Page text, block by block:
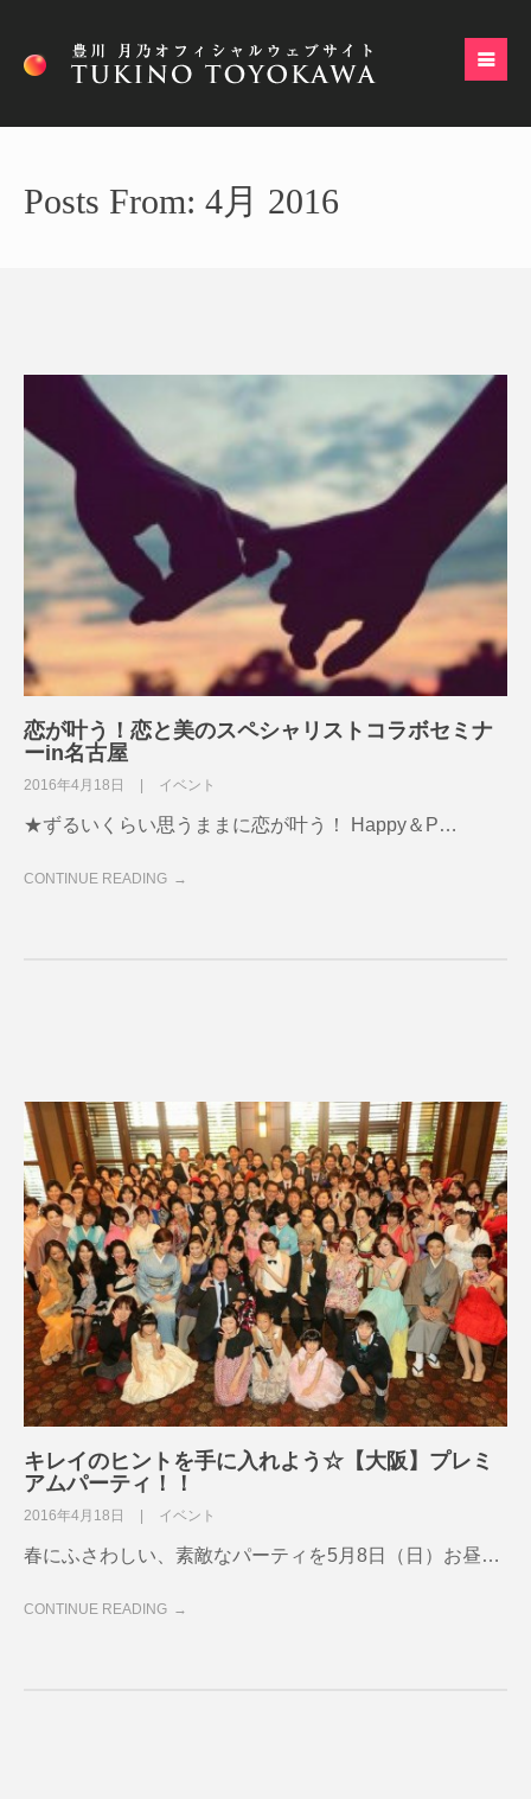
Posts From: 4月 2016
恋が叶う！恋と美のスペシャリストコラボセミナ
ーin名古屋
2016年4月18日 イベント
★ずるいくらい思うままに恋が叶う！ Happy＆P…
CONTINUE READING
キレイのヒントを手に入れよう☆【大阪】プレミ
アムパーティ！！
2016年4月18日 イベント
春にふさわしい、素敵なパーティを5月8日（日）お昼…
CONTINUE READING